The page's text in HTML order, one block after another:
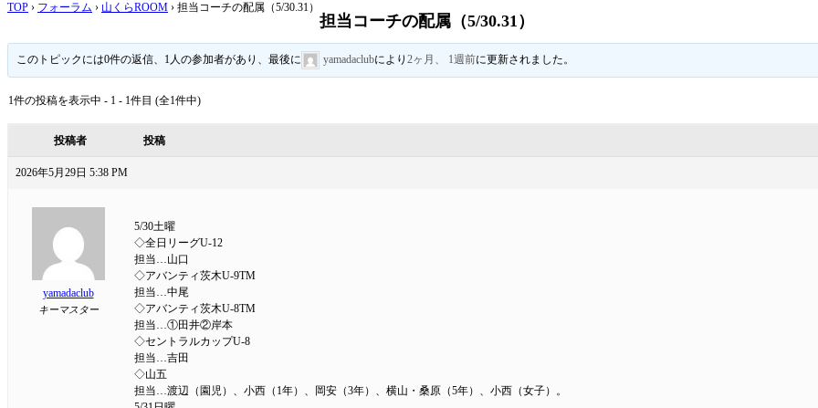
TOP › フォーラム › 山くらROOM › 担当コーチの配属（5/30.31）
担当コーチの配属（5/30.31）
このトピックには0件の返信、1人の参加者があり、最後に yamadaclubにより2ヶ月、 1週前に更新されました。
1件の投稿を表示中 - 1 - 1件目 (全1件中)
投稿者 投稿
2026年5月29日 5:38 PM
yamadaclub
キーマスター
5/30土曜
◇全日リーグU-12
担当…山口
◇アバンティ茨木U-9TM
担当…中尾
◇アバンティ茨木U-8TM
担当…①田井②岸本
◇セントラルカップU-8
担当…吉田
◇山五
担当…渡辺（園児）、小西（1年）、岡安（3年）、横山・桑原（5年）、小西（女子）。